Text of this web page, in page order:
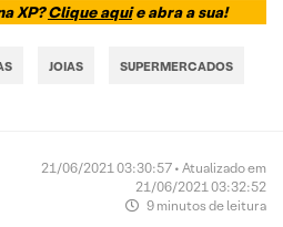
XP?Clique aquie abra a sua!
JOIAS SUPERMERCADOS
21/06/2021 03:30:57 • Atualizado em
21/06/2021 03:32:52
9 minutos de leitura